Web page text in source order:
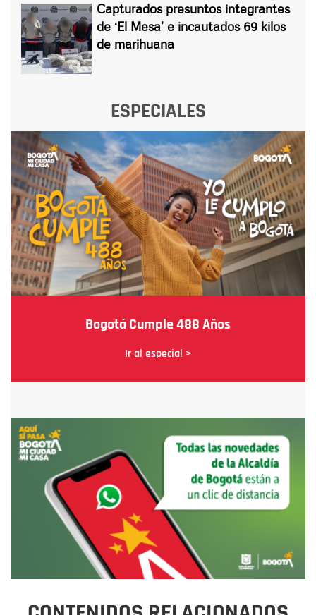
Capturados presuntos integrantes
de ‘El Mesa’ e incautados 69 kilos
de marihuana
ESPECIALES
Bogotá Cumple 488 Años
Ir al especial >